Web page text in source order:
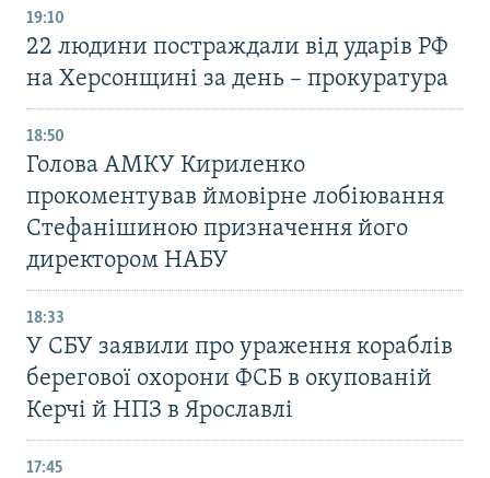
19:10
22 людини постраждали від ударів РФ
на Херсонщині за день – прокуратура
18:50
Голова АМКУ Кириленко
прокоментував ймовірне лобіювання
Стефанішиною призначення його
директором НАБУ
18:33
У СБУ заявили про ураження кораблів
берегової охорони ФСБ в окупованій
Керчі й НПЗ в Ярославлі
17:45